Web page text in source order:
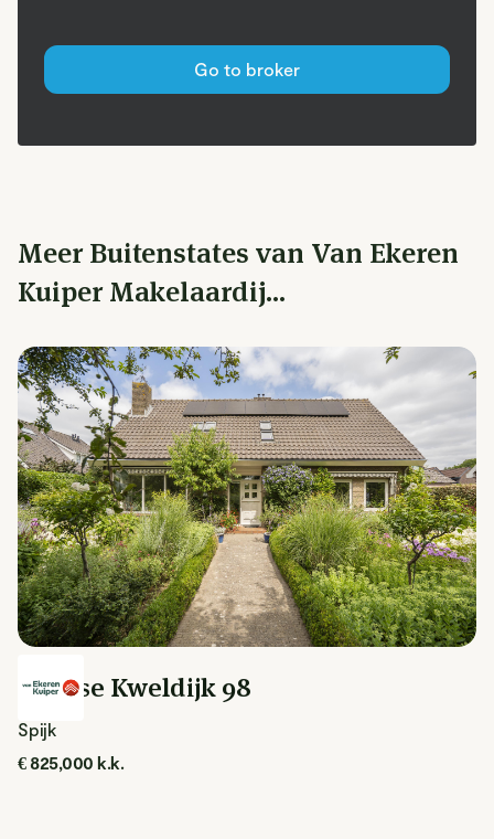
Go to broker
Meer Buitenstates van Van Ekeren
Kuiper Makelaardij...
Spijkse Kweldijk 98
Spijk
€ 825,000 k.k.